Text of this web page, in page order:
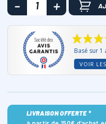
Basé sur 1
VOIR
LIVRAISON OFFERTE *